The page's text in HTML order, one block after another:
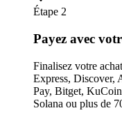
Étape 2
Payez avec
Finalisez votre
Express, Discover,
Pay, Bitget,
Solana ou plus de